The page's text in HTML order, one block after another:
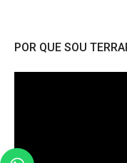
POR QUE SOU